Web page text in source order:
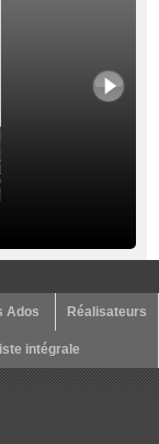
Ados Réalisateurs
intégrale